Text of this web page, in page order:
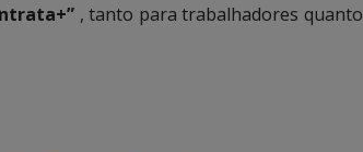
, tanto para trabalhadores quanto